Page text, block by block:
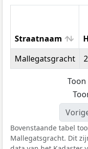
Straatnaam
Straatnaam
Mallegatsgracht 2
Bovenstaande tabel
Mallegatsgracht. Dit